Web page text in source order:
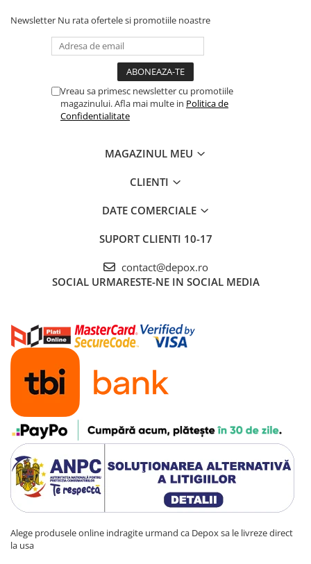
Newsletter Nu rata ofertele si promotiile noastre
Vreau sa primesc newsletter cu promotiile
magazinului. Afla mai multe in Politica de
Confidentialitate
MAGAZINUL MEU
CLIENTI
DATE COMERCIALE
SUPORT CLIENTI 10-17
contact@depox.ro
SOCIAL URMARESTE-NE IN SOCIAL MEDIA
Alege produsele online indragite urmand ca Depox sa le livreze direct
la usa